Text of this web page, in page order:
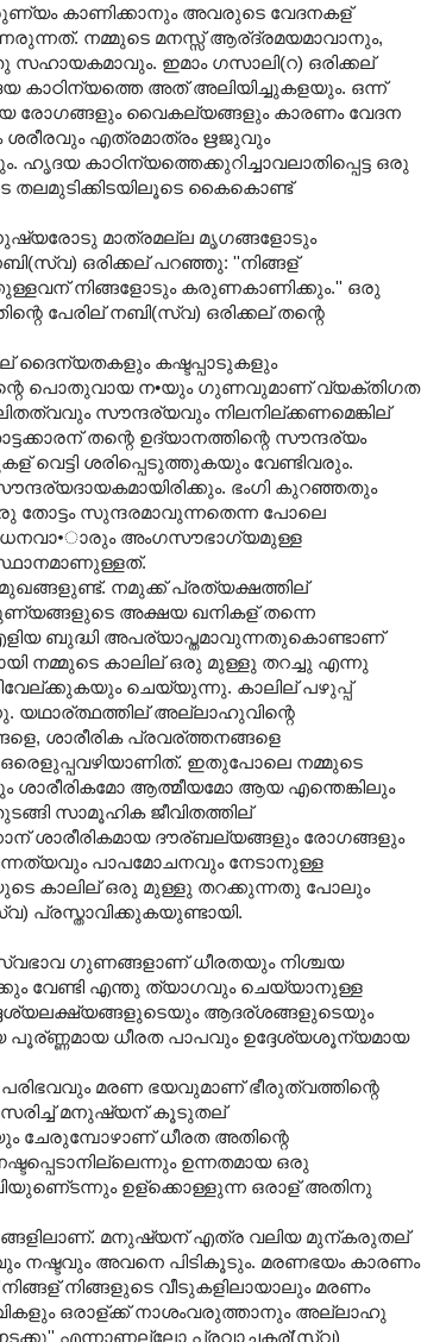
കാണിക്കാനും അവരുടെ വേദനകള്
നമ്മുടെ മനസ്സ് ആര്ദ്രമയമാവാനും,
ഇമാം ഗസാലി(റ) ഒരിക്കല്
കാഠിന്യത്തെ അത് അലിയിച്ചുകളയും. ഒന്ന്
രോഗങ്ങളും വൈകല്യങ്ങളും കാരണം വേദന
ശരീരവും എത്രമാത്രം ഋജുവും
കാഠിന്യത്തെക്കുറിച്ചാവലാതിപ്പെട്ട ഒരു
തലമുടിക്കിടയിലൂടെ കൈകൊണ്ട്
മാത്രമല്ല മൃഗങ്ങളോടും
ഒരിക്കല് പറഞ്ഞു: ''നിങ്ങള്
നിങ്ങളോടും കരുണകാണിക്കും.'' ഒരു
പേരില് നബി(സ്വ) ഒരിക്കല് തന്റെ
ദൈന്യതകളും കഷ്ടപ്പാടുകളും
പൊതുവായ ന•യും ഗുണവുമാണ് വ്യക്തിഗത
സൗന്ദര്യവും നിലനില്ക്കണമെങ്കില്
തന്റെ ഉദ്യാനത്തിന്റെ സൗന്ദര്യം
വെട്ടി ശരിപ്പെടുത്തുകയും വേണ്ടിവരും.
ഭംഗി കുറഞ്ഞതും
സുന്ദരമാവുന്നതെന്ന പോലെ
ധനവാ•ാരും അംഗസൗഭാഗ്യമുള്ള
നമുക്ക് പ്രത്യക്ഷത്തില്
അക്ഷയ ഖനികള് തന്നെ
ബുദ്ധി അപര്യാപ്തമാവുന്നതുകൊണ്ടാണ്
നമ്മുടെ കാലില് ഒരു മുള്ളു തറച്ചു എന്നു
ചെയ്യുന്നു. കാലില് പഴുപ്പ്
അല്ലാഹുവിന്റെ
ശാരീരിക പ്രവര്ത്തനങ്ങളെ
ഇതുപോലെ നമ്മുടെ
ശാരീരികമോ ആത്മീയമോ ആയ എന്തെങ്കിലും
സാമൂഹിക ജീവിതത്തില്
ശാരീരികമായ ദൗര്ബല്യങ്ങളും രോഗങ്ങളും
പാപമോചനവും നേടാനുള്ള
കാലില് ഒരു മുള്ളു തറക്കുന്നതു പോലും
ഗുണങ്ങളാണ് ധീരതയും നിശ്ചയ
വേണ്ടി എന്തു ത്യാഗവും ചെയ്യാനുള്ള
ആദര്ശങ്ങളുടെയും
പൂര്ണ്ണമായ ധീരത പാപവും ഉദ്ദേശ്യശൂന്യമായ
പരിഭവവും മരണ ഭയവുമാണ് ഭീരുത്വത്തിന്റെ
മനുഷ്യന് കൂടുതല്
ചേരുമ്പോഴാണ് ധീരത അതിന്റെ
ഉന്നതമായ ഒരു
ഉള്ക്കൊള്ളുന്ന ഒരാള് അതിനു
മനുഷ്യന് എത്ര വലിയ മുന്കരുതല്
നഷ്ടവും അവനെ പിടികൂടും. മരണഭയം കാരണം
നിങ്ങളുടെ വീടുകളിലായാലും മരണം
ഒരാള്ക്ക് നാശംവരുത്താനും അല്ലാഹു
നടക്കൂ'' എന്നാണല്ലോ പ്രവാചകര്(സ്വ)